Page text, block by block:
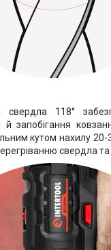
свердла 118°
запобігання
кутом нахилу
свердла